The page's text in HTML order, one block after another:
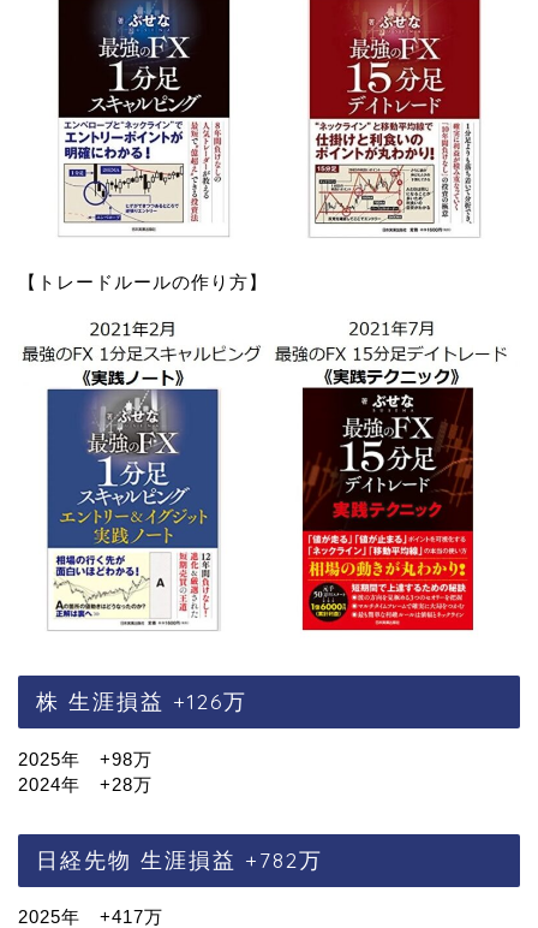
【トレードルールの作り方】
株 生涯損益 +126万
2025年 +98万
2024年 +28万
日経先物 生涯損益 +782万
2025年 +417万